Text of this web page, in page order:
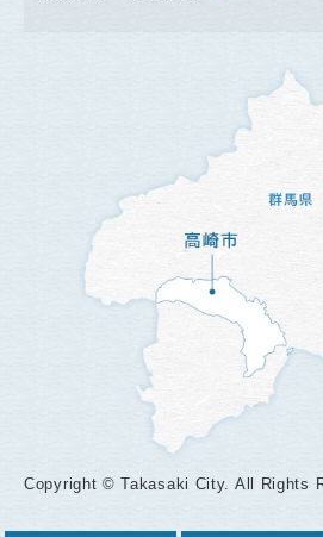
Copyright © Takasaki City. All Rights